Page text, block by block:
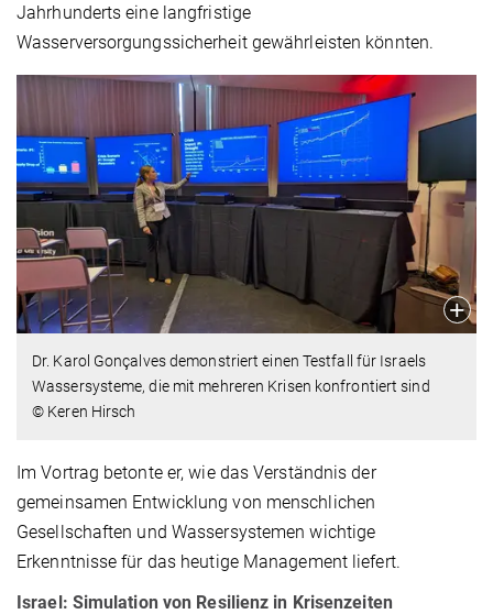
Jahrhunderts eine langfristige
Wasserversorgungssicherheit gewährleisten könnten.
Dr. Karol Gonçalves demonstriert einen Testfall für Israels
Wassersysteme, die mit mehreren Krisen konfrontiert sind
© Keren Hirsch
Im Vortrag betonte er, wie das Verständnis der
gemeinsamen Entwicklung von menschlichen
Gesellschaften und Wassersystemen wichtige
Erkenntnisse für das heutige Management liefert.
Israel: Simulation von Resilienz in Krisenzeiten